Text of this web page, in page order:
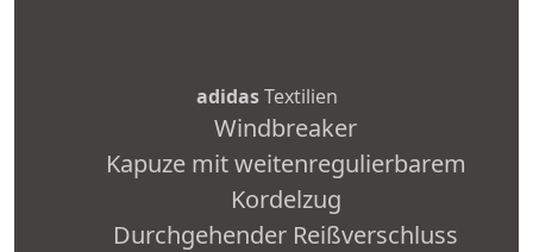
adidasTextilien
Windbreaker
Kapuze mit weitenregulierbarem
Kordelzug
Durchgehender Reißverschluss